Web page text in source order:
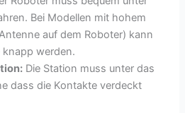
Bei Modellen mit hohem
auf dem Roboter) kann
werden.
Die Station muss unter das
dass die Kontakte verdeckt